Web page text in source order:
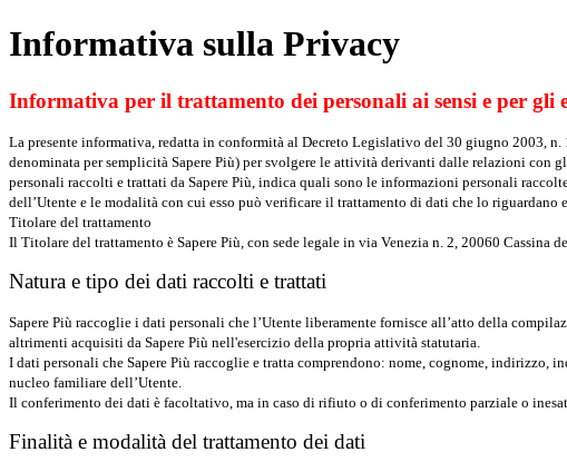
Informativa sulla Privacy
Informativa per il trattamento dei personali ai sensi e per gli
La presente informativa, redatta in conformità al Decreto Legislativo del 30 giugno 2003,
denominata per semplicità Sapere Più) per svolgere le attività derivanti dalle relazioni
personali raccolti e trattati da Sapere Più, indica quali sono le informazioni personali
dell’Utente e le modalità con cui esso può verificare il trattamento di dati che lo
Titolare del trattamento
Il Titolare del trattamento è Sapere Più, con sede legale in via Venezia n. 2, 20060 Cassina
Natura e tipo dei dati raccolti e trattati
Sapere Più raccoglie i dati personali che l’Utente liberamente fornisce all’atto della
altrimenti acquisiti da Sapere Più nell'esercizio della propria attività statutaria.
I dati personali che Sapere Più raccoglie e tratta comprendono: nome, cognome,
nucleo familiare dell’Utente.
Il conferimento dei dati è facoltativo, ma in caso di rifiuto o di conferimento parziale o
Finalità e modalità del trattamento dei dati